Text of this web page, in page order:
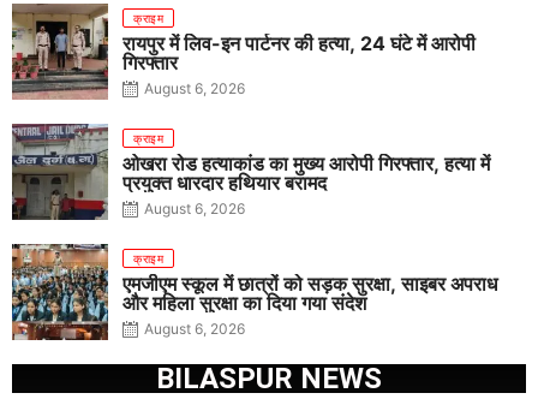
क्राइम
रायपुर में लिव-इन पार्टनर की हत्या, 24 घंटे में आरोपी
गिरफ्तार
August 6, 2026
क्राइम
ओखरा रोड हत्याकांड का मुख्य आरोपी गिरफ्तार, हत्या में
प्रयुक्त धारदार हथियार बरामद
August 6, 2026
क्राइम
एमजीएम स्कूल में छात्रों को सड़क सुरक्षा, साइबर अपराध
और महिला सुरक्षा का दिया गया संदेश
August 6, 2026
BILASPUR NEWS